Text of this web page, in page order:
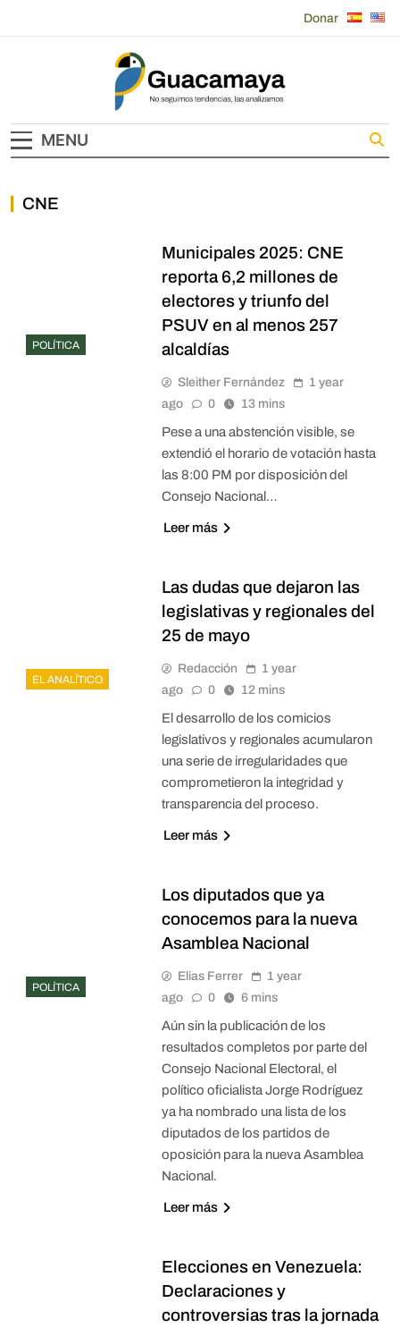
Donar
Guacamaya
MENU
CNE
POLÍTICA
Municipales 2025: CNE
reporta 6,2 millones de
electores y triunfo del
PSUV en al menos 257
alcaldías
Sleither Fernández
1 year
ago
0 13 mins
Pese a una abstención visible, se
extendió el horario de votación hasta
las 8:00 PM por disposición del
Consejo Nacional…
Leer más
EL ANALÍTICO
Las dudas que dejaron las
legislativas y regionales del
25 de mayo
Redacción
1 year
ago
0 12 mins
El desarrollo de los comicios
legislativos y regionales acumularon
una serie de irregularidades que
comprometieron la integridad y
transparencia del proceso.
Leer más
POLÍTICA
Los diputados que ya
conocemos para la nueva
Asamblea Nacional
Elias Ferrer
1 year
ago
0 6 mins
Aún sin la publicación de los
resultados completos por parte del
Consejo Nacional Electoral, el
político oficialista Jorge Rodríguez
ya ha nombrado una lista de los
diputados de los partidos de
oposición para la nueva Asamblea
Nacional.
Leer más
Elecciones en Venezuela:
Declaraciones y
controversias tras la jornada